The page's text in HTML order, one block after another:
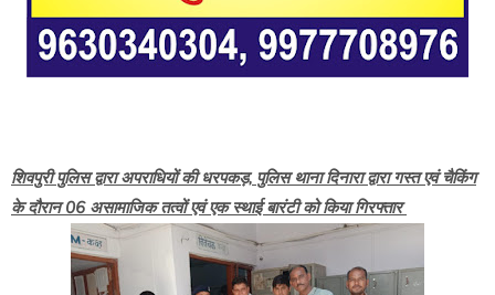
शिवपुरी पुलिस द्वारा अपराधियों की धरपकड़, पुलिस थाना दिनारा द्वारा गस्त एवं चैकिंग
के दौरान 06 असामाजिक तत्वों एवं एक स्थाई बारंटी को किया गिरफ्तार